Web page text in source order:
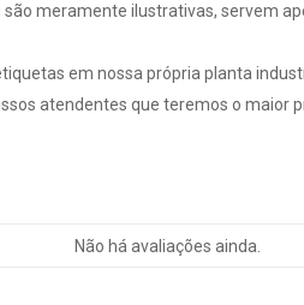
meramente ilustrativas, servem
em nossa própria planta
atendentes que teremos o maior
Não há avaliações ainda.